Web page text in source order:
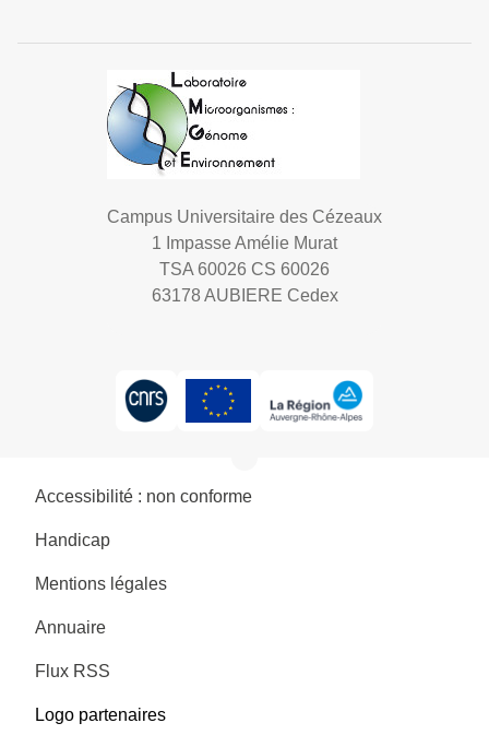
Campus Universitaire des Cézeaux
1 Impasse Amélie Murat
TSA 60026 CS 60026
63178 AUBIERE Cedex
Accessibilité : non conforme
Handicap
Mentions légales
Annuaire
Flux RSS
Logo partenaires